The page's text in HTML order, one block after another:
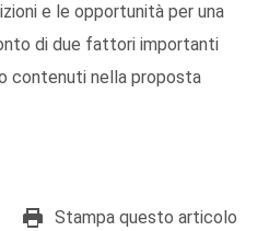
e le opportunità per una
di due fattori importanti
contenuti nella proposta
Stampa questo articolo